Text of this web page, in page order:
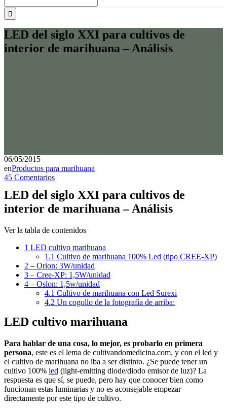
LED del siglo XXI para cultivos de
interior de marihuana – Análisis
06/05/2015
enProductos para marihuana
45 Comentarios
LED del siglo XXI para cultivos de
interior de marihuana – Análisis
Ver la tabla de contenidos
1 LED cultivo marihuana
1.1 Cultivo de marihuana 100% Led (tipo CREE-XP)
2 – Orion: 3W/unidad
3 – Cree-XP: 1,5W/unidad
4 – Oslon: 1,5w/unidad
4.1 Cultivo de marihuana con Led Surexi
4.2 Un cogollo de la fotografía de arriba:
LED cultivo marihuana
Para hablar de una cosa, lo mejor, es probarlo en primera
persona, este es el lema de cultivandomedicina.com, y con el led y
el cultivo de marihuana no iba a ser distinto. ¿Se puede tener un
cultivo 100% led (light-emitting diode/diodo emisor de luz)? La
respuesta es que sí, se puede, pero hay que conocer bien como
funcionan estas luminarias y no es aconsejable empezar
directamente por este tipo de cultivo.